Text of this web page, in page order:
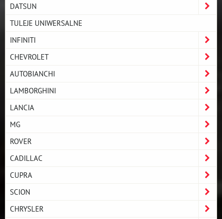
DATSUN
TULEJE UNIWERSALNE
INFINITI
CHEVROLET
AUTOBIANCHI
LAMBORGHINI
LANCIA
MG
ROVER
CADILLAC
CUPRA
SCION
CHRYSLER